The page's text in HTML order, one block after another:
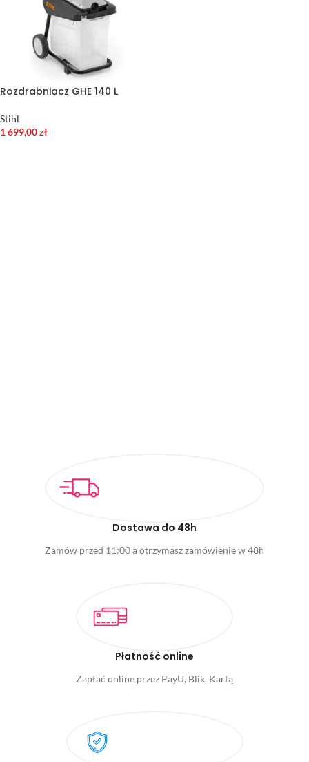
Rozdrabniacz GHE 140 L
Stihl
1 699,00zł
Dostawa do 48h
Zamów przed 11:00 a otrzymasz zamówienie w 48h
Płatność online
Zapłać online przez PayU, Blik, Kartą